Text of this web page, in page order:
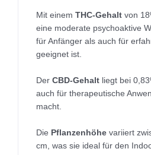
Mit einem THC-Gehalt von
eine moderate psychoaktive
für Anfänger als auch für
geeignet ist.
Der CBD-Gehalt liegt bei
auch für therapeutische
macht.
Die Pflanzenhöhe variiert
cm, was sie ideal für den